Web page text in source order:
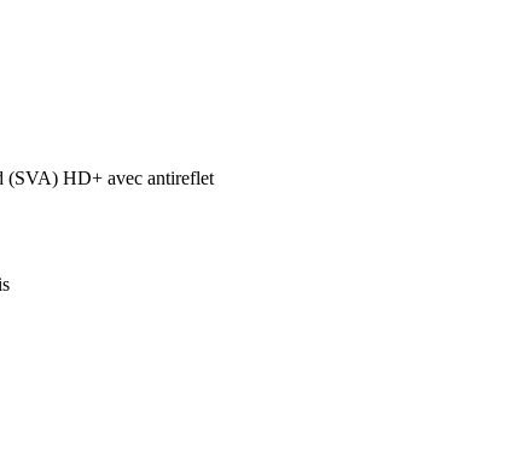
(SVA) HD+ avec antireflet